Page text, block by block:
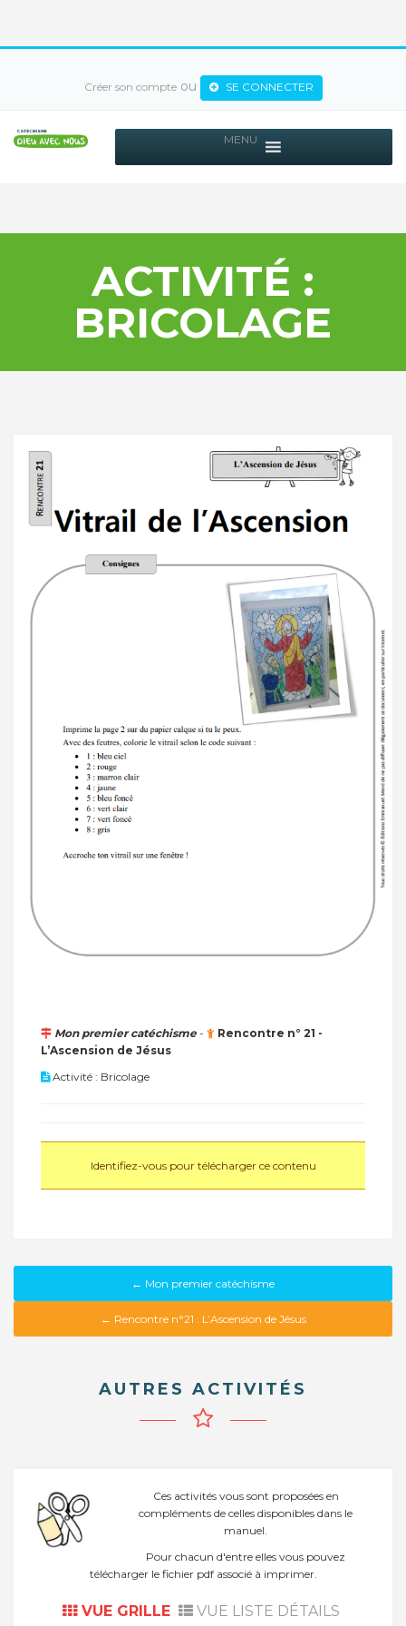
Créer son compte ou SE CONNECTER
MENU
ACTIVITÉ :
BRICOLAGE
Mon premier catéchisme -
Rencontre n° 21 -
L’Ascension de Jésus
Activité : Bricolage
Identifiez-vous pour télécharger ce contenu
← Mon premier catéchisme
← Rencontre n°21 : L’Ascension de Jésus
AUTRES ACTIVITÉS
Ces activités vous sont proposées en
compléments de celles disponibles dans le
manuel.
Pour chacun d'entre elles vous pouvez
télécharger le fichier pdf associé à imprimer.
VUE GRILLE VUE LISTE DÉTAILS